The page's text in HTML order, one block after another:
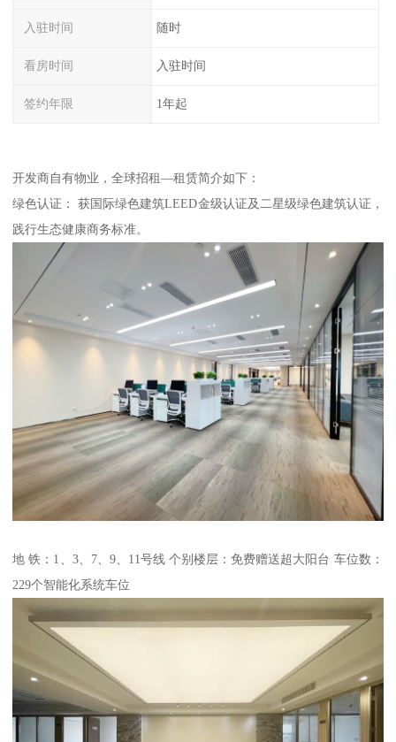
入驻时间 随时
看房时间 入驻时间
签约年限 1年起
开发商自有物业，全球招租—租赁简介如下：
绿色认证： 获国际绿色建筑LEED金级认证及二星级绿色建筑认证，
践行生态健康商务标准。
地 铁：1、3、7、9、11号线 个别楼层：免费赠送超大阳台 车位数：
229个智能化系统车位